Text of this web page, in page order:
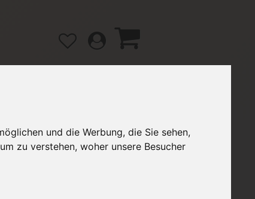
und die Werbung, die Sie sehen,
zu verstehen, woher unsere Besucher
Hilfe / FAQ